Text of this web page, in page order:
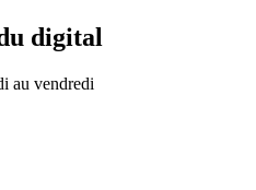
digital
au vendredi